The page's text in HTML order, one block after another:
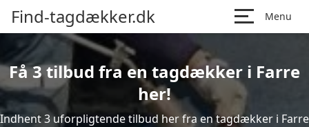
Find-tagdækker.dk Menu
Få 3 tilbud fra en tagdækker i Farre
her!
Indhent 3 uforpligtende tilbud her fra en tagdækker i Farre